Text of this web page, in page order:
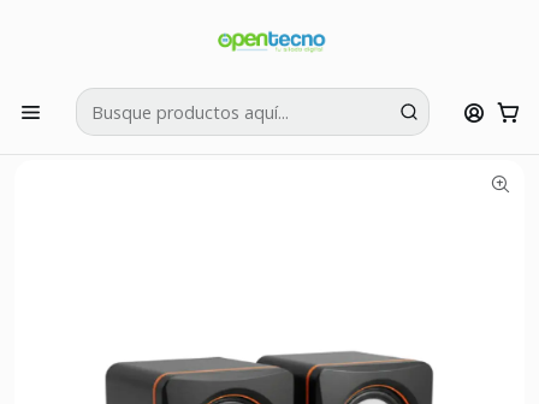
Parlantes USB 2.0 Entrada 3.5mm 101Z